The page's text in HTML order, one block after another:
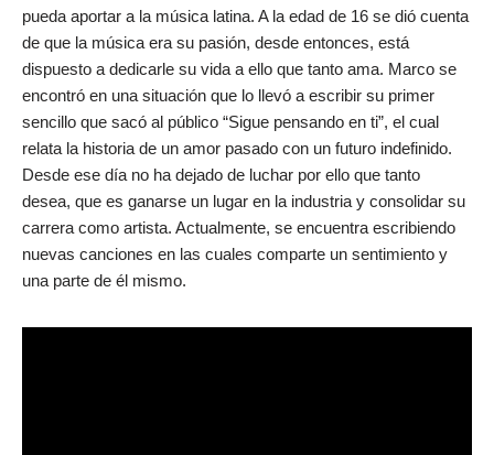
pueda aportar a la música latina. A la edad de 16 se dió cuenta
de que la música era su pasión, desde entonces, está
dispuesto a dedicarle su vida a ello que tanto ama. Marco se
encontró en una situación que lo llevó a escribir su primer
sencillo que sacó al público “Sigue pensando en ti”, el cual
relata la historia de un amor pasado con un futuro indefinido.
Desde ese día no ha dejado de luchar por ello que tanto
desea, que es ganarse un lugar en la industria y consolidar su
carrera como artista. Actualmente, se encuentra escribiendo
nuevas canciones en las cuales comparte un sentimiento y
una parte de él mismo.